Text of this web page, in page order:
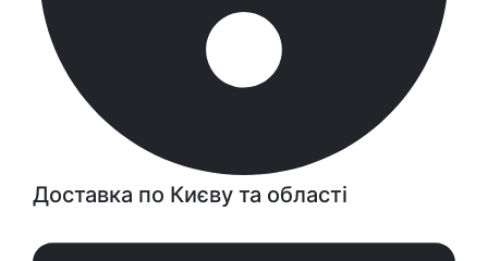
Доставка по Києву та області